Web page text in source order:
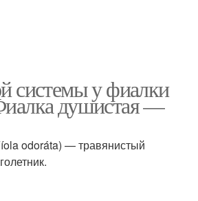
системы у фиалки
душистая —
odoráta) — травянистый